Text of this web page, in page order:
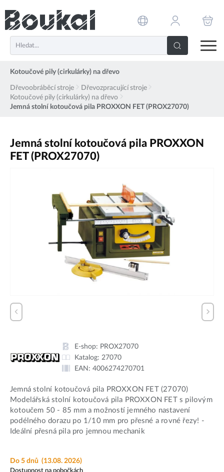
Kotoučové pily (cirkulárky) na dřevo
Dřevoobráběcí stroje
Dřevozpracující stroje
Kotoučové pily (cirkulárky) na dřevo
Jemná stolní kotoučová pila PROXXON FET (PROX27070)
Jemná stolní kotoučová pila PROXXON
FET (PROX27070)
E-shop: PROX27070
Katalog: 27070
EAN: 4006274270701
Jemná stolní kotoučová pila PROXXON FET (27070)
Modelářská stolní kotoučová pila PROXXON FET s pilovým
kotoučem 50 - 85 mm a možností jemného nastavení
podélného dorazu po 1/10 mm pro přesné a rovné řezy! -
Ideální přesná pila pro jemnou mechanik
Do 5 dnů (13.08. 2026)
Dostupnost na pobočkách